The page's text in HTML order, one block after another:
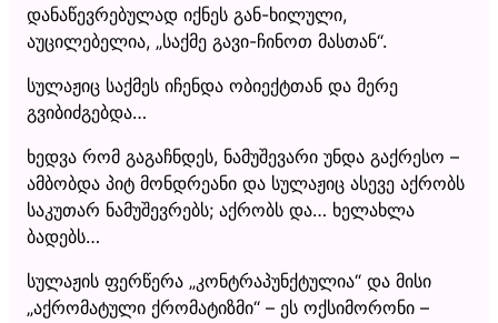
დანაწევრებულად იქნეს გან-ხილული,
აუცილებელია, „საქმე გავი-ჩინოთ მასთან“.
სულაჟიც საქმეს იჩენდა ობიექტთან და მერე
გვიბიძგებდა…
ხედვა რომ გაგაჩნდეს, ნამუშევარი უნდა გაქრესო –
ამბობდა პიტ მონდრეანი და სულაჟიც ასევე აქრობს
საკუთარ ნამუშევრებს; აქრობს და… ხელახლა
ბადებს…
სულაჟის ფერწერა „კონტრაპუნქტულია“ და მისი
„აქრომატული ქრომატიზმი“ – ეს ოქსიმორონი –